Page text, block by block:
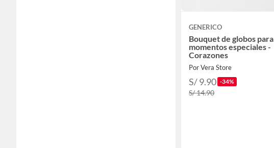
GENERICO
Bouquet de globos para
momentos especiales -
Corazones
Por Vera Store
S/ 9.90 -34%
S/ 14.90